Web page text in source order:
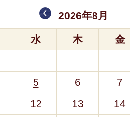
2026年8月
水 木 金
5 6
7
12 13
14